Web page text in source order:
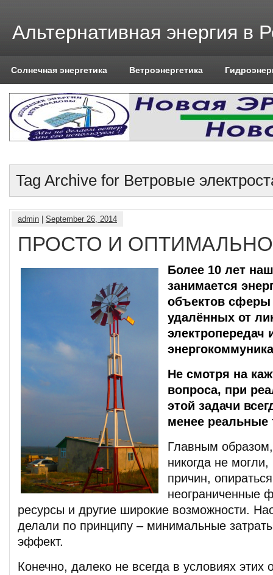
Альтернативная энергия в
Солнечная энергетика Ветроэнергетика
Tag Archive for Ветровые
admin September 26, 2014
ПРОСТО И ОПТИМАЛЬНО
Более 10 лет
занимается
объектов сферы
удалённых от
электропередач
Не смотря на
вопроса, при
этой задачи
менее реальные
Главным
никогда не
причин,
неограниченные
ресурсы и другие широкие возможности.
делали по принципу – минимальные
эффект.
Конечно, далеко не всегда в условиях этих